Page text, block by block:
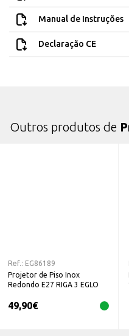
Manual de Instruções
Declaração CE
Outros produtos de
Ref.: EG86189
Projetor de Piso Inox
Redondo E27 RIGA 3 EGLO
49,90€